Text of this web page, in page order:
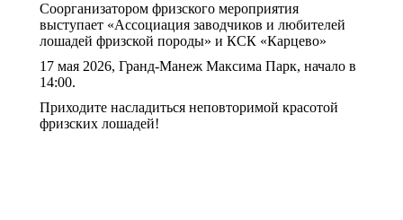
Соорганизатором фризского мероприятия
выступает «Ассоциация заводчиков и любителей
лошадей фризской породы» и КСК «Карцево»
17 мая 2026, Гранд-Манеж Максима Парк, начало в
14:00.
Приходите насладиться неповторимой красотой
фризских лошадей!